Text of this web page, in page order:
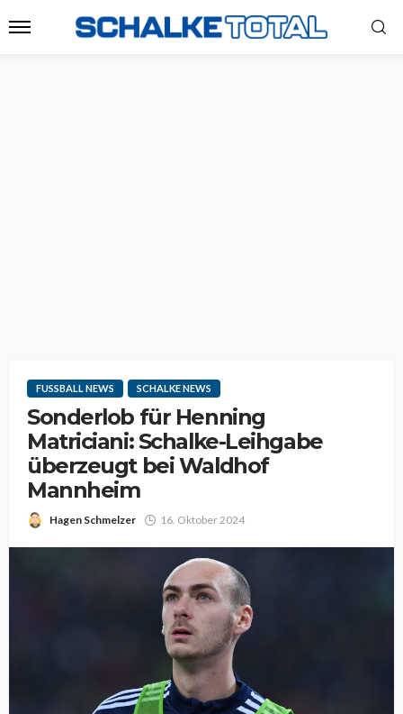
FUSSBALL NEWS SCHALKE NEWS
Sonderlob für Henning
Matriciani: Schalke-Leihgabe
überzeugt bei Waldhof
Mannheim
Hagen Schmelzer 16. Oktober 2024